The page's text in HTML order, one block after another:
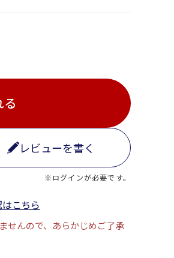
レビューを書く
※ログインが必要です。
こちら
せんので、あらかじめご了承